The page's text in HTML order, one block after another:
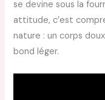
se devine sous la
attitude, c’est
nature : un corps
bond léger.